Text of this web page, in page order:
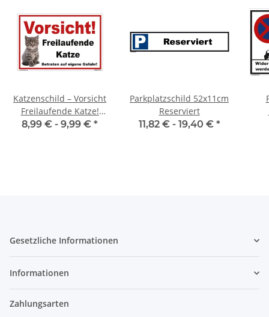
Katzenschild – Vorsicht
Freilaufende Katze!
Warnschild für Haus &
8,99 € - 9,99 € *
Parkplatzschild 52x11cm
Reserviert
11,82 € - 19,40 € *
Gesetzliche Informationen
Informationen
Zahlungsarten